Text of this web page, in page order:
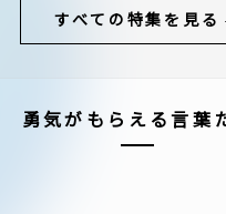
すべての特集を見る
勇気がもらえる言葉